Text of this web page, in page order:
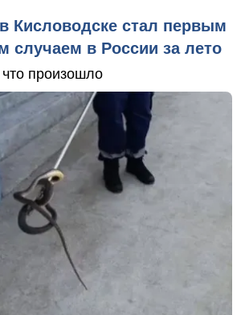
Кисловодске стал первым
случаем в России за лето
произошло